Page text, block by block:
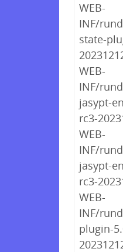
WEB-
INF/
state-
WEB-
INF/
jasypt-
rc3-
WEB-
INF/
jasypt-
rc3-
WEB-
INF/
plugin-